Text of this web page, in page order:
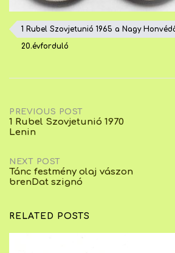
1 Rubel Szovjetunió 1965 a Nagy
20.évforduló
Post
PREVIOUS POST
1 Rubel Szovjetunió 1970
Lenin
NEXT POST
Tánc festmény olaj vászon
brenDat szignó
RELATED POSTS